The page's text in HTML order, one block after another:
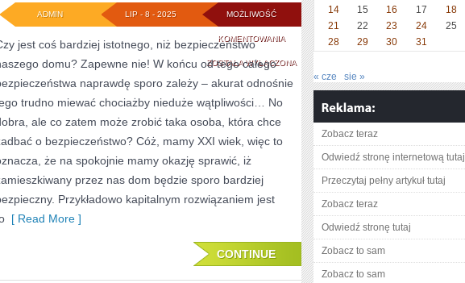
MOŻLIWOŚĆ
KOMENTOWANIADLACZEGO
NADAL
WARTO
INWESTOWAĆ
NIERUCHOMOŚCI?
ZOSTAŁA WYŁĄCZONA
LIP - 8 - 2025
ADMIN
jest coś bardziej istotnego, niż bezpieczeństwo
domu? Zapewne nie! W końcu od tego całego
naprawdę sporo zależy – akurat odnośnie
trudno miewać chociażby nieduże wątpliwości… No
ale co zatem może zrobić taka osoba, która chce
o bezpieczeństwo? Cóż, mamy XXI wiek, więc to
że na spokojnie mamy okazję sprawić, iż
przez nas dom będzie sporo bardziej
Przykładowo kapitalnym rozwiązaniem jest
[ Read More ]
CONTINUE
14
15 16 17 18
21
22 23 24 25
28
29 30 31
« cze sie »
Zobacz teraz
Odwiedź stronę internetową tutaj
Przeczytaj pełny artykuł tutaj
Zobacz teraz
Odwiedź stronę tutaj
Zobacz to sam
Zobacz to sam